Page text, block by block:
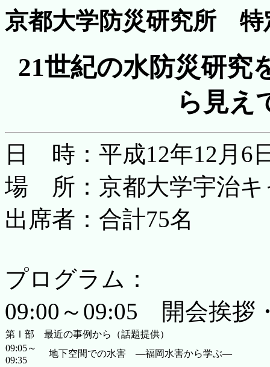
京都大学防災研究所 特
21世紀の水防災研究
ら見え
日 時：平成12年12月6
場 所：京都大学宇治
出席者：合計75名
プログラム：
09:00～09:05 開会挨
第Ⅰ部 最近の事例から（話題提供）
09:05～
09:35
地下空間での水害 ―福岡水害から学ぶ―